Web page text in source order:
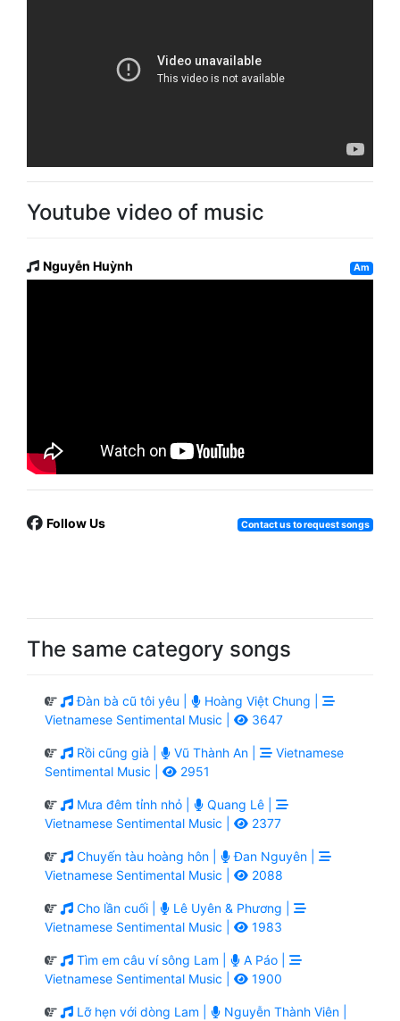
Youtube video of music
Nguyễn Huỳnh Am
Follow Us Contact us to request songs
The same category songs
Đàn bà cũ tôi yêu |
Hoàng Việt Chung |
Vietnamese Sentimental Music |
3647
Rồi cũng già | Vũ Thành An |
Vietnamese
Sentimental Music |
2951
Mưa đêm tỉnh nhỏ |
Quang Lê |
Vietnamese Sentimental Music |
2377
Chuyến tàu hoàng hôn |
Đan Nguyên |
Vietnamese Sentimental Music |
2088
Cho lần cuối |
Lê Uyên & Phương |
Vietnamese Sentimental Music |
1983
Tìm em câu ví sông Lam |
A Páo |
Vietnamese Sentimental Music |
1900
Lỡ hẹn với dòng Lam |
Nguyễn Thành Viên |